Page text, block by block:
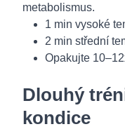
metabolismus.
1 min vysoké
2 min střední
Opakujte
Dlouhý
kondice